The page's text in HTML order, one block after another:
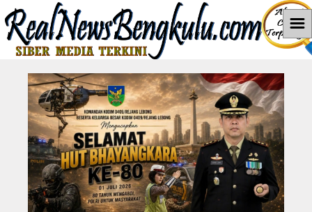
Home
News
Hukum dan Kriminal
Politik
Pendidikan
Pemerintahan
☰